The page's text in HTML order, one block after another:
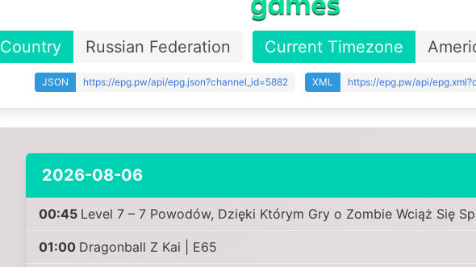
Country Russian Federation Current Timezone
JSON https://epg.pw/api/epg.json?channel_id=5882 XML https://epg.pw/api/
2026-08-06
00:45 Level 7 – 7 Powodów, Dzięki Którym Gry o Zombie Wciąż Się
01:00 Dragonball Z Kai | E65